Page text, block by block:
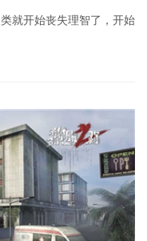
就开始丧失理智了，开始